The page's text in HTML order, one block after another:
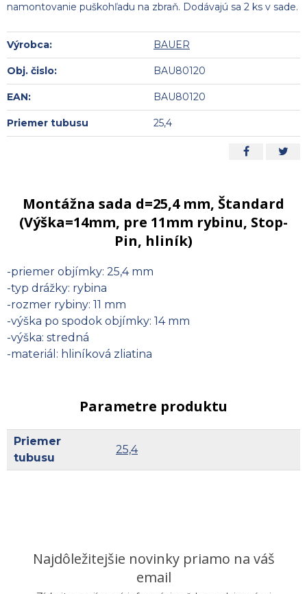
namontovanie puškohľadu na zbraň. Dodávajú sa 2 ks v sade.
Výrobca: BAUER
Obj. čislo: BAU80120
EAN: BAU80120
Priemer tubusu 25,4
Montážna sada d=25,4 mm, Štandard
(Výška=14mm, pre 11mm rybinu, Stop-
Pin, hliník)
-priemer objímky: 25,4 mm
-typ drážky: rybina
-rozmer rybiny: 11 mm
-výška po spodok objímky: 14 mm
-výška: stredná
-materiál: hliníková zliatina
Parametre produktu
Priemer
tubusu
25,4
Najdôležitejšie novinky priamo na váš
email